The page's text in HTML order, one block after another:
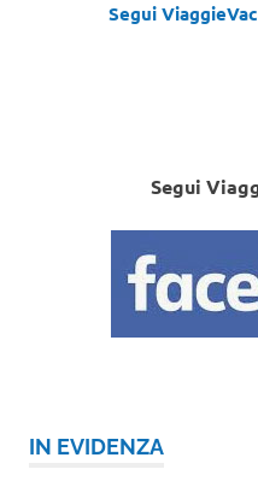
Segui
Segui
IN EVIDENZA